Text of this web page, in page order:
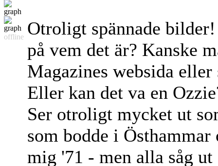
offline Otroligt spännade
på vem det är? Kanske
Magazines websida
Eller kan det va en
Ser otroligt mycket ut
som bodde i
mig '71 - men alla såg ut